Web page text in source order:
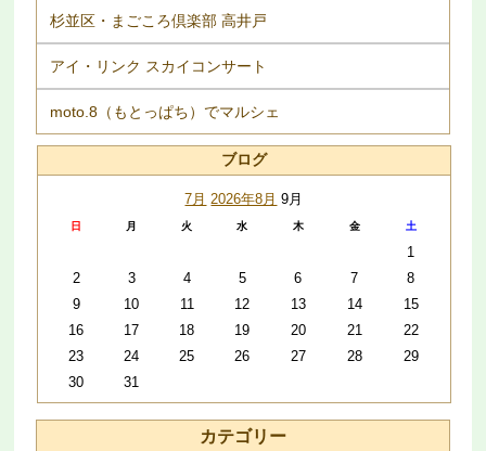
杉並区・まごころ倶楽部 高井戸
アイ・リンク スカイコンサート
moto.8（もとっぱち）でマルシェ
ブログ
7月 2026年8月 9月
日 月 火 水 木 金 土
1
2
3 4 5 6 7
8
9
10 11 12 13 14
15
16
17 18 19 20 21
22
23
24 25 26 27 28
29
30
31
カテゴリー